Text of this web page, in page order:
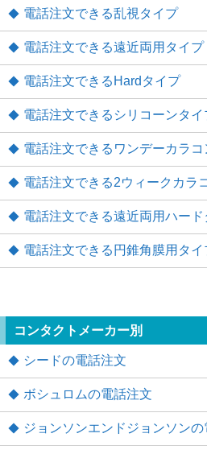
電話注文できる乱視タイプ
電話注文できる遠近両用タイプ
電話注文できるHardタイプ
電話注文できるシリコーンタイ
電話注文できるワンデーカラコ
電話注文できる2ウィークカラ
電話注文できる遠近両用ハード
電話注文できる円錐角膜用タイ
コンタクトメーカー別
シードの電話注文
ボシュロムの電話注文
ジョンソンエンドジョンソンの